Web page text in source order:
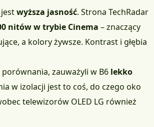
wyższa jasność. Strona TechRadar
nitów w trybie Cinema – znaczący
a kolory żywsze. Kontrast i głębia
zauważyli w B6 lekko
w izolacji jest to coś, do czego oko
telewizorów OLED LG również